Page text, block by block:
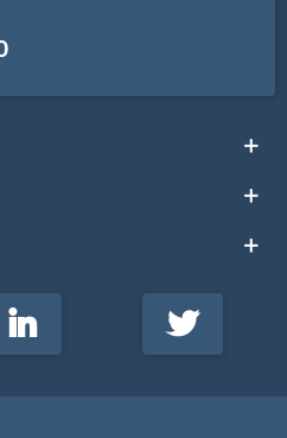
LinkedIn Twitter